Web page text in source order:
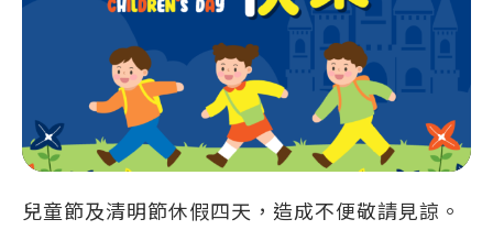
兒童節及清明節休假四天，造成不便敬請見諒。